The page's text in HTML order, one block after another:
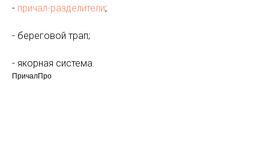
- причал-разделители;
- береговой трап;
- якорная система.
ПричалПро